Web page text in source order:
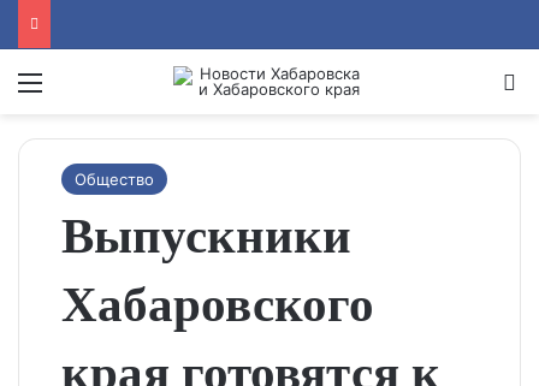
Menu
Общество
Выпускники
Хабаровского
края готовятся к